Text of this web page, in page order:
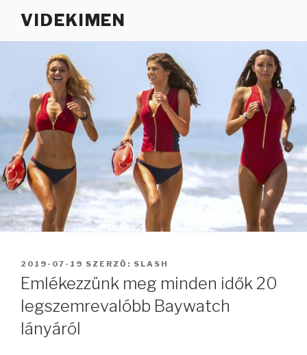
VIDEKIMEN
BEKÜLDVE:
2019-07-19 SZERZŐ: SLASH
Emlékezzünk meg minden idők 20
legszemrevalóbb Baywatch
lányáról